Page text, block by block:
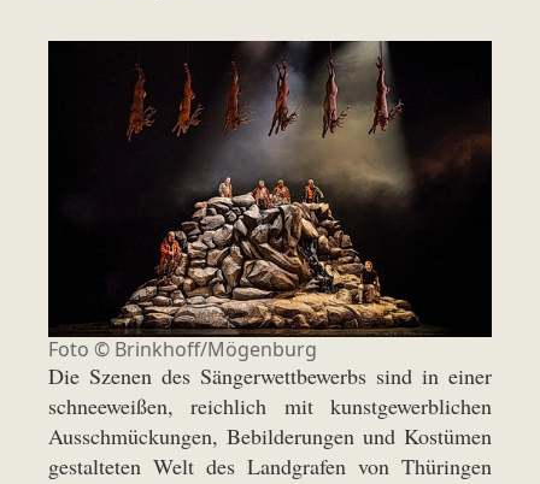
Foto © Brinkhoff/Mögenburg
Die Szenen des Sängerwettbewerbs sind in einer
schneeweißen, reichlich mit kunstgewerblichen
Ausschmückungen, Bebilderungen und Kostümen
gestalteten Welt des Landgrafen von Thüringen